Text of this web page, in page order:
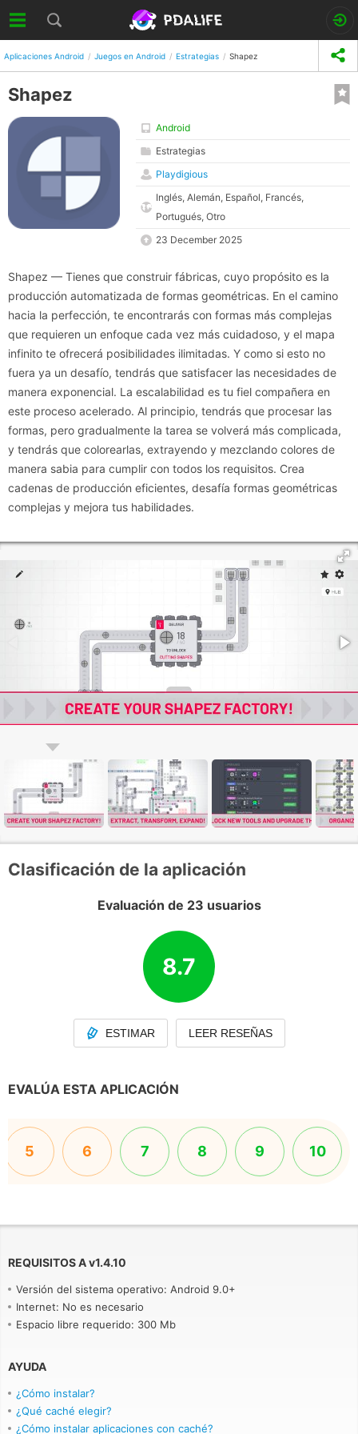
Aplicaciones Android Juegos en Android Estrategias Shapez
Shapez
Android
Estrategias
Playdigious
Inglés, Alemán, Español, Francés,
Portugués, Otro
23 December 2025
Shapez — Tienes que construir fábricas, cuyo propósito es la
producción automatizada de formas geométricas. En el camino
hacia la perfección, te encontrarás con formas más complejas
que requieren un enfoque cada vez más cuidadoso, y el mapa
infinito te ofrecerá posibilidades ilimitadas. Y como si esto no
fuera ya un desafío, tendrás que satisfacer las necesidades de
manera exponencial. La escalabilidad es tu fiel compañera en
este proceso acelerado. Al principio, tendrás que procesar las
formas, pero gradualmente la tarea se volverá más complicada,
y tendrás que colorearlas, extrayendo y mezclando colores de
manera sabia para cumplir con todos los requisitos. Crea
cadenas de producción eficientes, desafía formas geométricas
complejas y mejora tus habilidades.
Clasificación de la aplicación
Evaluación de 23 usuarios
8.7
ESTIMAR LEER RESEÑAS
EVALÚA ESTA APLICACIÓN
5 6 7 8 9 10
REQUISITOS Av1.4.10
Versión del sistema operativo: Android 9.0+
Internet: No es necesario
Espacio libre requerido: 300 Mb
AYUDA
¿Cómo instalar?
¿Qué caché elegir?
¿Cómo instalar aplicaciones con caché?